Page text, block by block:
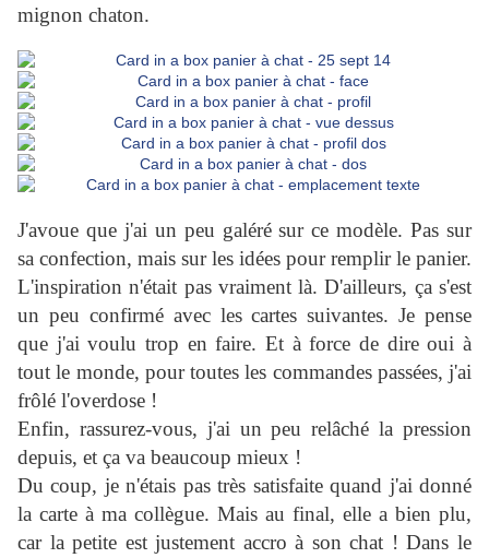
mignon chaton.
J'avoue que j'ai un peu galéré sur ce modèle. Pas sur
sa confection, mais sur les idées pour remplir le panier.
L'inspiration n'était pas vraiment là. D'ailleurs, ça s'est
un peu confirmé avec les cartes suivantes. Je pense
que j'ai voulu trop en faire. Et à force de dire oui à
tout le monde, pour toutes les commandes passées, j'ai
frôlé l'overdose !
Enfin, rassurez-vous, j'ai un peu relâché la pression
depuis, et ça va beaucoup mieux !
Du coup, je n'étais pas très satisfaite quand j'ai donné
la carte à ma collègue. Mais au final, elle a bien plu,
car la petite est justement accro à son chat ! Dans le